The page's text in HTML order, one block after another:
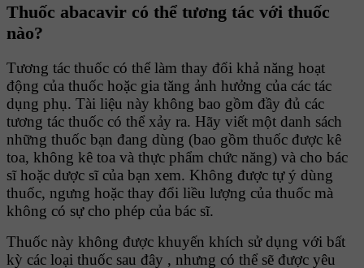
Thuốc abacavir có thể tương tác với thuốc
nào?
Tương tác thuốc có thể làm thay đổi khả năng hoạt
động của thuốc hoặc gia tăng ảnh hưởng của các tác
dụng phụ. Tài liệu này không bao gồm đầy đủ các
tương tác thuốc có thể xảy ra. Hãy viết một danh sách
những thuốc bạn đang dùng (bao gồm thuốc được kê
toa, không kê toa và thực phẩm chức năng) và cho bác
sĩ hoặc dược sĩ của bạn xem. Không được tự ý dùng
thuốc, ngưng hoặc thay đổi liều lượng của thuốc mà
không có sự cho phép của bác sĩ.
Thuốc này không được khuyến khích sử dụng với bất
kỳ các loại thuốc sau đây , nhưng có thể sẽ được yêu